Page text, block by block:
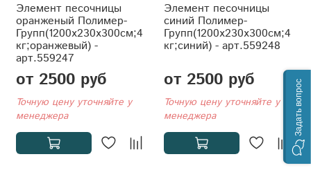
Элемент песочницы
оранженый Полимер-
Групп(1200x230x300см;4
кг;оранжевый) -
арт.559247
от 2500 руб
Точную цену уточняйте у
менеджера
Элемент песочницы
синий Полимер-
Групп(1200x230x300см;4
кг;синий) - арт.559248
от 2500 руб
Точную цену уточняйте у
менеджера
Задать вопрос